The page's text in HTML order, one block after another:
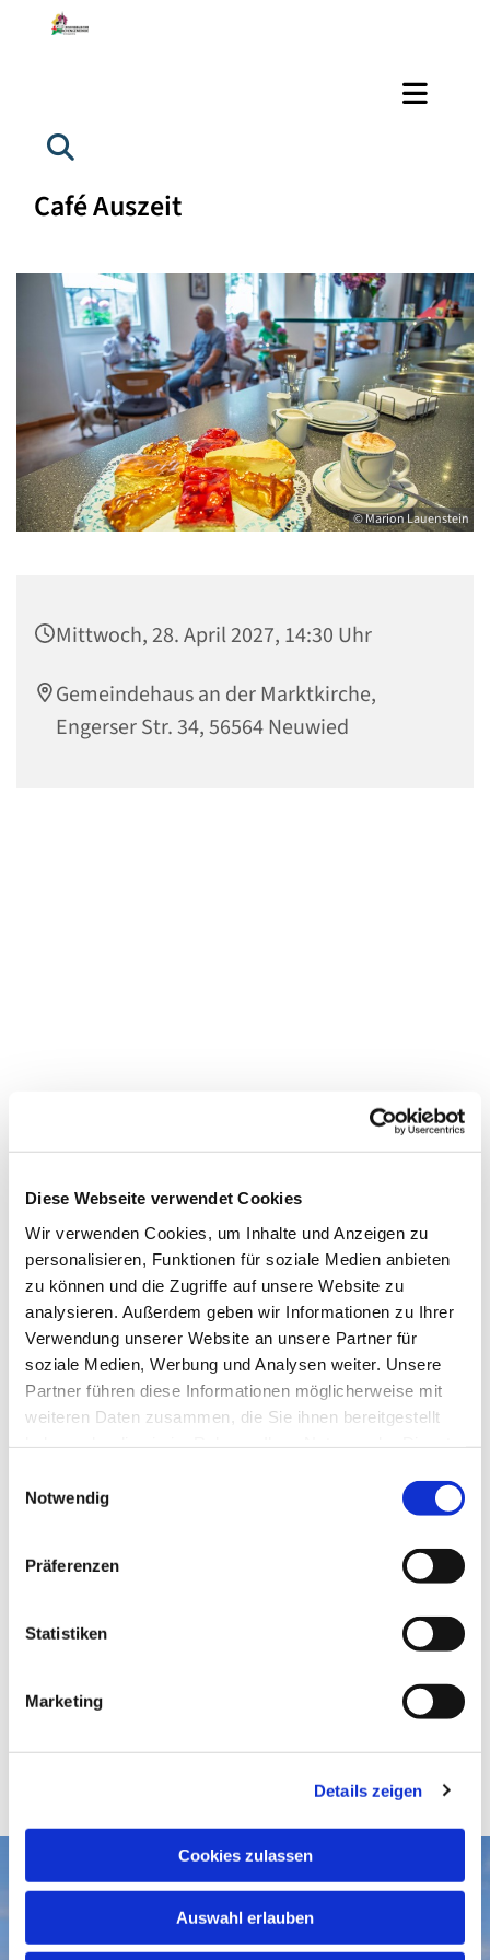
Diese Webseite verwendet Cookies
Wir verwenden Cookies, um Inhalte und Anzeigen zu
personalisieren, Funktionen für soziale Medien anbieten
zu können und die Zugriffe auf unsere Website zu
analysieren. Außerdem geben wir Informationen zu Ihrer
Verwendung unserer Website an unsere Partner für
soziale Medien, Werbung und Analysen weiter. Unsere
Partner führen diese Informationen möglicherweise mit
weiteren Daten zusammen, die Sie ihnen bereitgestellt
Notwendig
Präferenzen
Statistiken
Marketing
Details zeigen
Cookies zulassen
Auswahl erlauben
Café Auszeit
© Marion Lauenstein
Mittwoch, 28. April 2027, 14:30 Uhr
Gemeindehaus an der Marktkirche,
Engerser Str. 34, 56564 Neuwied
Dies könnte Sie auch interessieren
Aktuelles
Gottesdienste
Gemeindegruß-Archiv